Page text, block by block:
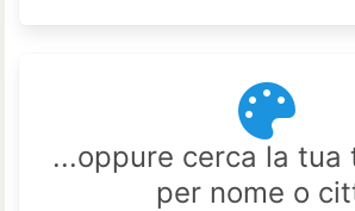
...oppure cerca la tua
per nome o